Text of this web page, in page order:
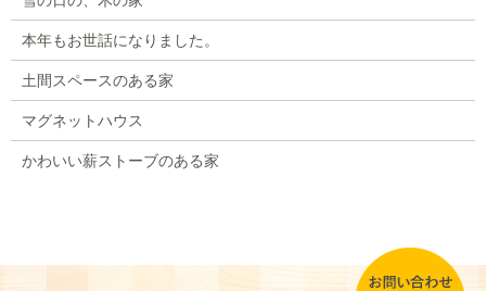
本年もお世話になりました。
土間スペースのある家
マグネットハウス
かわいい薪ストーブのある家